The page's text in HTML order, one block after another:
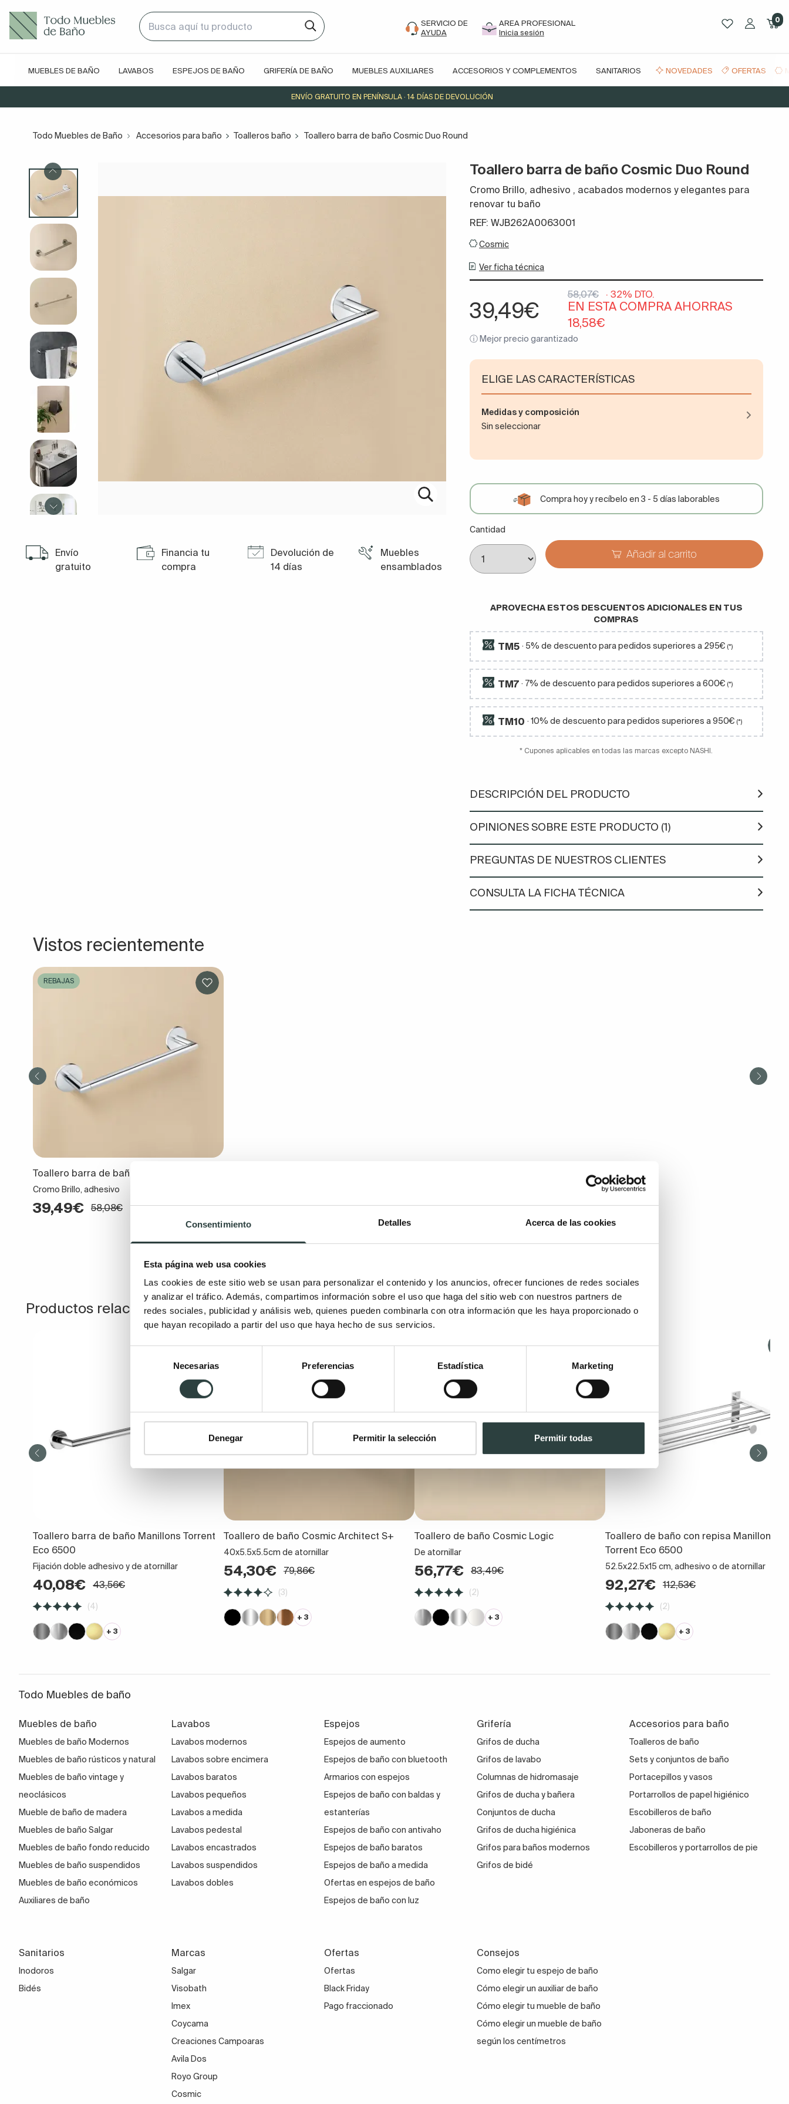
Consentimiento Detalles Acerca de las cookies
Esta página web usa cookies
Las cookies de este sitio web se usan para personalizar el contenido y los anuncios, ofrecer funciones de redes sociales
y analizar el tráfico. Además, compartimos información sobre el uso que haga del sitio web con nuestros partners de
redes sociales, publicidad y análisis web, quienes pueden combinarla con otra información que les haya proporcionado o
que hayan recopilado a partir del uso que haya hecho de sus servicios.
consentimiento
Necesarias Preferencias Estadística Marketing
Denegar Permitir la selección Permitir todas
SERVICIO DE
AYUDA
AREA PROFESIONAL
Inicia sesión
0
MUEBLES DE BAÑO LAVABOS ESPEJOS DE BAÑO GRIFERÍA DE BAÑO MUEBLES AUXILIARES ACCESORIOS Y COMPLEMENTOS SANITARIOS NOVEDADES OFERTAS
ENVÍO GRATUITO EN PENÍNSULA · 14 DÍAS DE DEVOLUCIÓN
Todo Muebles de Baño Accesorios para baño Toalleros baño Toallero barra de baño Cosmic Duo Round
Envío
gratuito
Financia tu
compra
Devolución de
14 días
Muebles
ensamblados
Toallero barra de baño Cosmic Duo Round
Cromo Brillo, adhesivo , acabados modernos y elegantes para
renovar tu baño
REF: WJB262A0063001
Cosmic
Ver ficha técnica
39,49€
58,07€ · 32% DTO.
EN ESTA COMPRA AHORRAS
18,58€
ⓘ Mejor precio garantizado
ELIGE LAS CARACTERÍSTICAS
Medidas y composición
Sin seleccionar
Compra hoy y recíbelo en 3 - 5 días laborables
Cantidad
Añadir al carrito
APROVECHA ESTOS DESCUENTOS ADICIONALES EN TUS
COMPRAS
TM5 · 5% de descuento para pedidos superiores a 295€ (*)
TM7 · 7% de descuento para pedidos superiores a 600€ (*)
TM10 · 10% de descuento para pedidos superiores a 950€ (*)
* Cupones aplicables en todas las marcas excepto NASHI.
DESCRIPCIÓN DEL PRODUCTO
OPINIONES SOBRE ESTE PRODUCTO (1)
PREGUNTAS DE NUESTROS CLIENTES
CONSULTA LA FICHA TÉCNICA
Vistos recientemente
REBAJAS
Toallero barra de baño Cosmic Duo Round
Cromo Brillo, adhesivo
39,49€ 58,08€
Productos relacionados
Toallero barra de baño Manillons Torrent
Eco 6500
Fijación doble adhesivo y de atornillar
40,08€ 43,56€
(4)
+ 3
Toallero de baño Cosmic Architect S+
40x5.5x5.5cm de atornillar
54,30€ 79,86€
(3)
+ 3
Toallero de baño Cosmic Logic
De atornillar
56,77€ 83,49€
(2)
+ 3
Toallero de baño con repisa Manillons
Torrent Eco 6500
52.5x22.5x15 cm, adhesivo o de atornillar
92,27€ 112,53€
(2)
+ 3
Todo Muebles de baño
Muebles de baño
Muebles de baño Modernos
Muebles de baño rústicos y natural
Muebles de baño vintage y
neoclásicos
Mueble de baño de madera
Muebles de baño Salgar
Muebles de baño fondo reducido
Muebles de baño suspendidos
Muebles de baño económicos
Auxiliares de baño
Lavabos
Lavabos modernos
Lavabos sobre encimera
Lavabos baratos
Lavabos pequeños
Lavabos a medida
Lavabos pedestal
Lavabos encastrados
Lavabos suspendidos
Lavabos dobles
Espejos
Espejos de aumento
Espejos de baño con bluetooth
Armarios con espejos
Espejos de baño con baldas y
estanterías
Espejos de baño con antivaho
Espejos de baño baratos
Espejos de baño a medida
Ofertas en espejos de baño
Espejos de baño con luz
Grifería
Grifos de ducha
Grifos de lavabo
Columnas de hidromasaje
Grifos de ducha y bañera
Conjuntos de ducha
Grifos de ducha higiénica
Grifos para baños modernos
Grifos de bidé
Accesorios para baño
Toalleros de baño
Sets y conjuntos de baño
Portacepillos y vasos
Portarrollos de papel higiénico
Escobilleros de baño
Jaboneras de baño
Escobilleros y portarrollos de pie
Sanitarios
Inodoros
Bidés
Marcas
Salgar
Visobath
Imex
Coycama
Creaciones Campoaras
Avila Dos
Royo Group
Cosmic
Ofertas
Ofertas
Black Friday
Pago fraccionado
Consejos
Como elegir tu espejo de baño
Cómo elegir un auxiliar de baño
Cómo elegir tu mueble de baño
Cómo elegir un mueble de baño
según los centímetros